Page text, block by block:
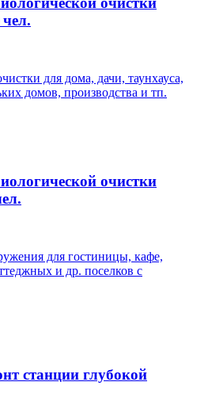
для дома, дачи, таунхауса,
домов, производства и тп.
очистки
для гостиницы, кафе,
и др. поселков с
станции глубокой